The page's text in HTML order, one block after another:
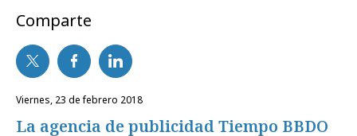
Comparte
viernes, 23 de febrero 2018
La agencia de publicidad Tiempo BBDO